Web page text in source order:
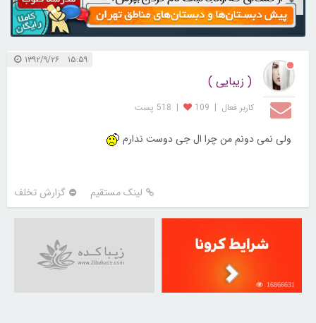
۱۵:۵۹ ۱۳۹۲/۹/۲۶
( زیبایی )
کاربر فعال |
109
| 518 پست
ولی نمی دونم من چرا ال جی دوست ندارم
لینک مستقیم گزارش تخلف
16866631